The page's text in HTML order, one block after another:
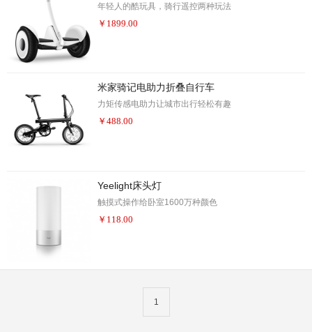
年轻人的酷玩具，骑行遥控两种玩法
￥ 1899.00
米家骑记电助力折叠自行车
力矩传感电助力让城市出行轻松有趣
￥ 488.00
Yeelight床头灯
触摸式操作给卧室1600万种颜色
￥ 118.00
1